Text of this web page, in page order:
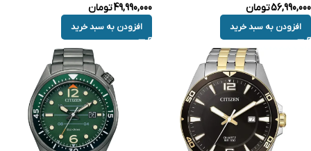
56,990,000تومان
افزودن به سبد خرید
49,990,000تومان
افزودن به سبد خرید